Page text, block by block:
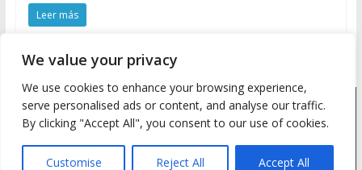
We value your privacy
We use cookies to enhance your browsing experience,
serve personalised ads or content, and analyse our traffic.
By clicking "Accept All", you consent to our use of cookies.
Customise Reject All Accept All
Leer más
Copyright © 2026Meine Wanderlust. Todos los derechos
reservados.
Tema: ColorMag by ThemeGrill. Desarrollado conWordPress